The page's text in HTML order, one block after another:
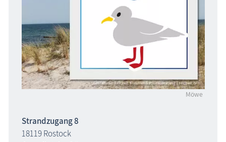
Möwe
Strandzugang 8
18119 Rostock